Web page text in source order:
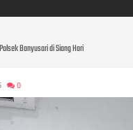
Banyusari di Siang Hari
0